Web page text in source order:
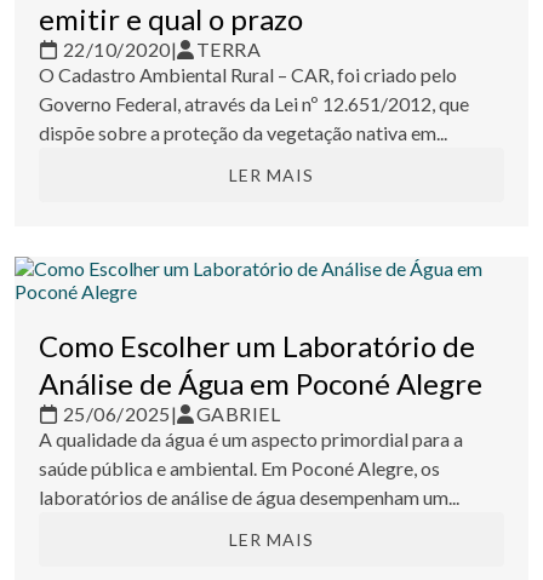
emitir e qual o prazo
22/10/2020|
TERRA
O Cadastro Ambiental Rural – CAR, foi criado pelo
Governo Federal, através da Lei nº 12.651/2012, que
dispõe sobre a proteção da vegetação nativa em...
LER MAIS
Como Escolher um Laboratório de
Análise de Água em Poconé Alegre
25/06/2025|
GABRIEL
A qualidade da água é um aspecto primordial para a
saúde pública e ambiental. Em Poconé Alegre, os
laboratórios de análise de água desempenham um...
LER MAIS